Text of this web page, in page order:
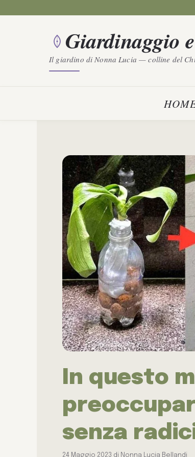
contenuto Giardinaggio
Il giardino di Nonna Lucia — colline del
In questo
senza
24 Maggio 2023 di Nonna Lucia Bellandi